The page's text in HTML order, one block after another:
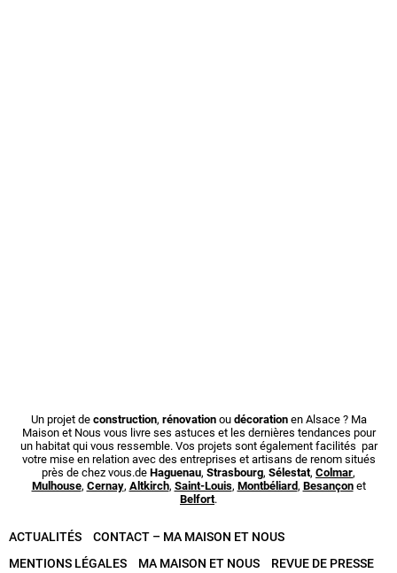
Un projet de construction, rénovationou décorationen Alsace ? Ma
Maison et Nous vous livre ses astuces et les dernières tendances pour
un habitat qui vous ressemble. Vos projets sont également facilités par
votre mise en relation avec des entreprises et artisans de renom situés
près de chez vous.de Haguenau, Strasbourg, Sélestat, Colmar,
Mulhouse, Cernay, Altkirch, Saint-Louis, Montbéliard , Besançonet
Belfort.
ACTUALITÉS
CONTACT – MA MAISON ET NOUS
MENTIONS LÉGALES
MA MAISON ET NOUS REVUE DE PRESSE